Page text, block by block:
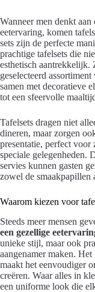
Wanneer men denkt
eetervaring, komen
sets zijn de perfecte
prachtige tafelsets die
esthetisch aantrekkelijk.
geselecteerd
samen met decoratieve
tot een sfeervolle
Tafelsets dragen niet
dineren, maar zorgen
presentatie, perfect
speciale gelegenheden.
servies kunnen gasten
zowel de smaakpapillen
Waarom kiezen voor
Steeds meer mensen
een gezellige
unieke stijl, maar ook
aangenamer maken.
maakt het eenvoudiger
creëren. Waar alles in
een uniforme look die